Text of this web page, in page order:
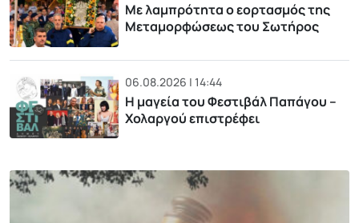
Με λαμπρότητα ο εορτασμός της
Μεταμορφώσεως του Σωτήρος
06.08.2026 | 14:44
Η μαγεία του Φεστιβάλ Παπάγου –
Χολαργού επιστρέφει